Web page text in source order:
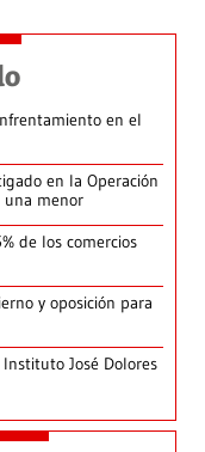
en el
en la Operación
una menor
de los comercios
y oposición para
José Dolores